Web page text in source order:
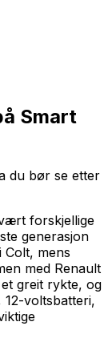
Smart
du bør se etter
forskjellige
generasjon
Colt, mens
med Renault
greit rykte, og
12-voltsbatteri,